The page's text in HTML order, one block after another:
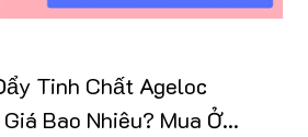
Tinh Chất Ageloc
Bao Nhiêu? Mua Ở